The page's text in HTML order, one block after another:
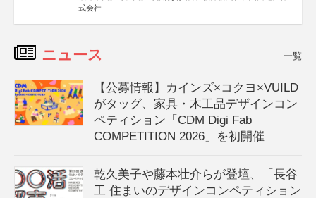
式会社
ニュース 一覧
【公募情報】カインズ×コクヨ×VUILD
がタッグ、家具・木工品デザインコン
ペティション「CDM Digi Fab
COMPETITION 2026」を初開催
乾久美子や藤本壮介らが登壇、「長谷
工 住まいのデザインコンペティション